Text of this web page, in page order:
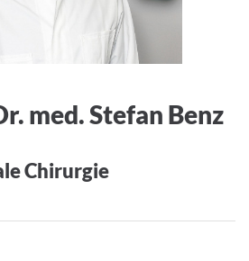
med. Stefan Benz
Chirurgie